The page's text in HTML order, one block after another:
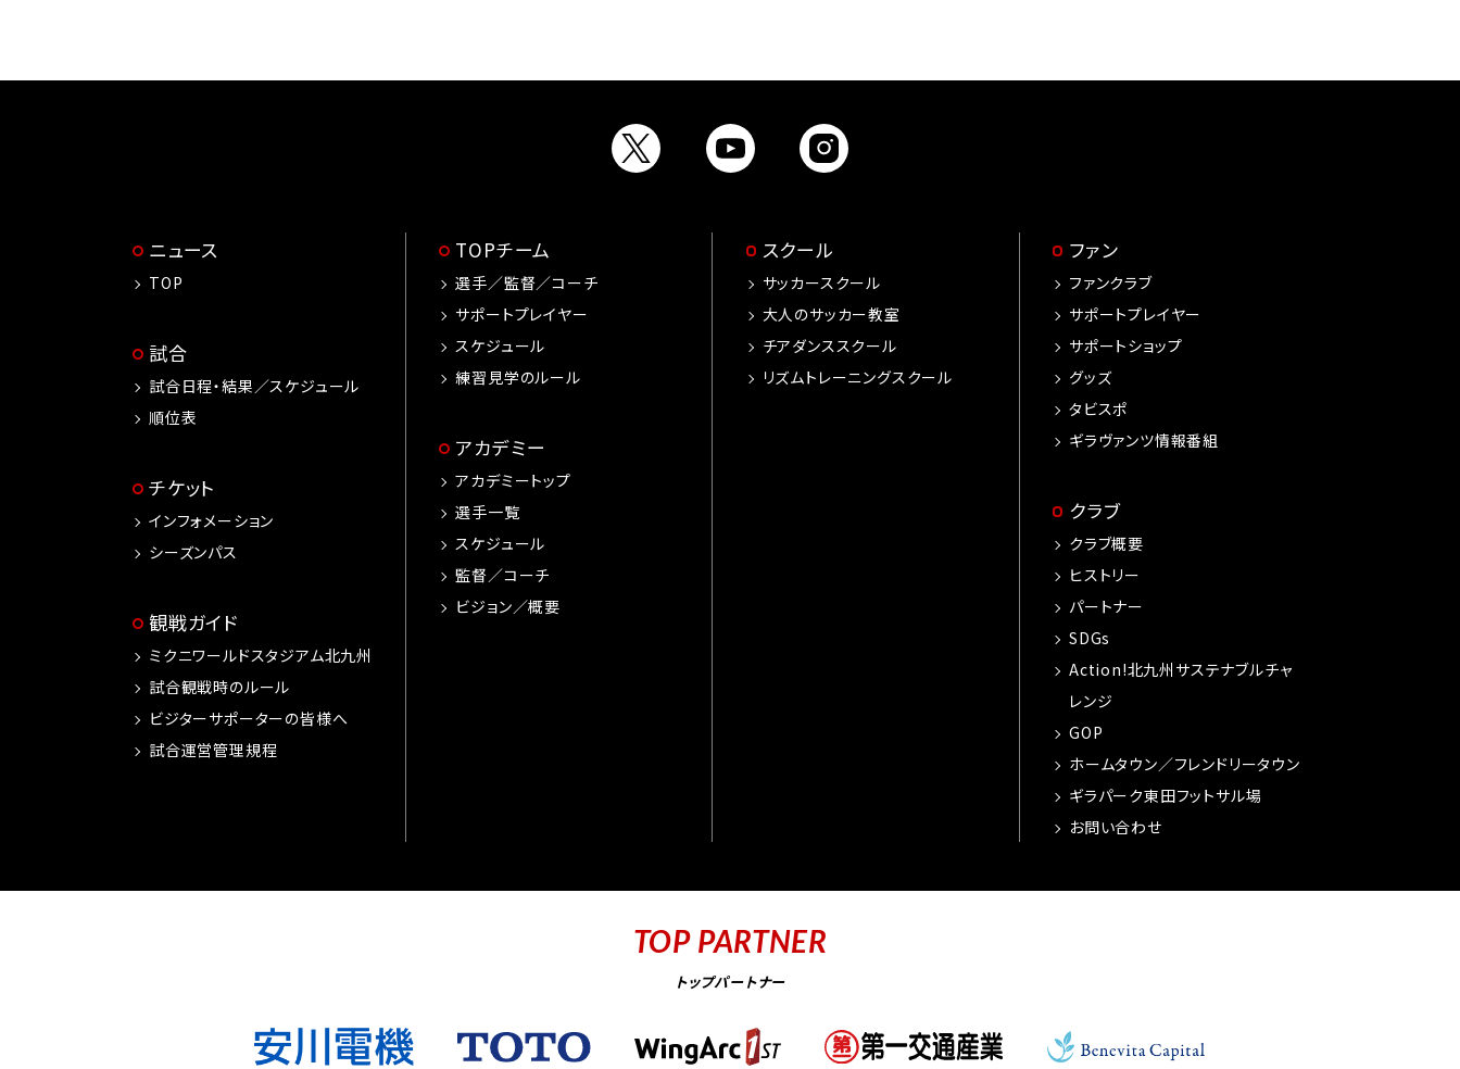
ニュース
TOP
試合
試合日程・結果／スケジュール
順位表
チケット
インフォメーション
シーズンパス
観戦ガイド
ミクニワールドスタジアム北九州
試合観戦時のルール
ビジターサポーターの皆様へ
試合運営管理規程
TOPチーム
選手／監督／コーチ
サポートプレイヤー
スケジュール
練習見学のルール
アカデミー
アカデミートップ
選手一覧
スケジュール
監督／コーチ
ビジョン／概要
スクール
サッカースクール
大人のサッカー教室
チアダンススクール
リズムトレーニングスクール
ファン
ファンクラブ
サポートプレイヤー
サポートショップ
グッズ
タビスポ
ギラヴァンツ情報番組
クラブ
クラブ概要
ヒストリー
パートナー
SDGs
Action!北九州サステナブルチャ
レンジ
GOP
ホームタウン／フレンドリータウン
ギラパーク東田フットサル場
お問い合わせ
TOP PARTNER
トップパートナー